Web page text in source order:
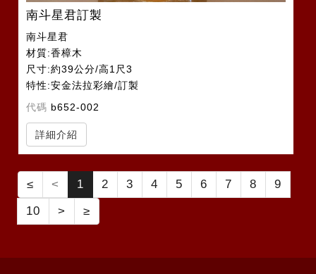
南斗星君訂製
南斗星君
材質:香樟木
尺寸:約39公分/高1尺3
特性:安金法拉彩繪/訂製
代碼 b652-002
詳細介紹
≤ < 1 2 3 4 5 6 7 8
9
10
> ≥